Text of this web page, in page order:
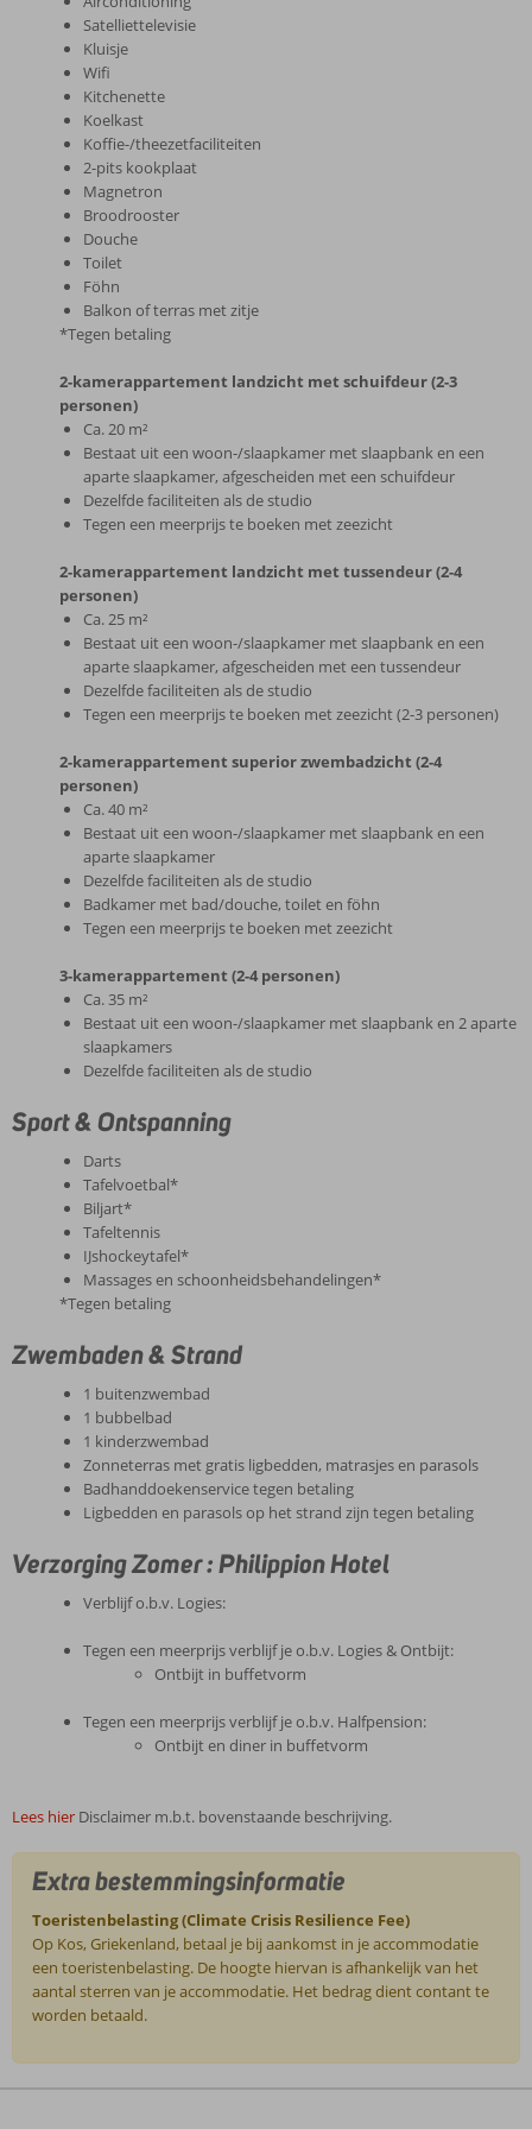
Satelliettelevisie
Kluisje
Wifi
Kitchenette
Koelkast
Koffie-/theezetfaciliteiten
2-pits kookplaat
Magnetron
Broodrooster
Douche
Toilet
Föhn
Balkon of terras met zitje
*Tegen betaling
2-kamerappartement landzicht met schuifdeur (2-3
personen)
Ca. 20 m²
Bestaat uit een woon-/slaapkamer met slaapbank en een
aparte slaapkamer, afgescheiden met een schuifdeur
Dezelfde faciliteiten als de studio
Tegen een meerprijs te boeken met zeezicht
2-kamerappartement landzicht met tussendeur (2-4
personen)
Ca. 25 m²
Bestaat uit een woon-/slaapkamer met slaapbank en een
aparte slaapkamer, afgescheiden met een tussendeur
Dezelfde faciliteiten als de studio
Tegen een meerprijs te boeken met zeezicht (2-3 personen)
2-kamerappartement superior zwembadzicht (2-4
personen)
Ca. 40 m²
Bestaat uit een woon-/slaapkamer met slaapbank en een
aparte slaapkamer
Dezelfde faciliteiten als de studio
Badkamer met bad/douche, toilet en föhn
Tegen een meerprijs te boeken met zeezicht
3-kamerappartement (2-4 personen)
Ca. 35 m²
Bestaat uit een woon-/slaapkamer met slaapbank en 2 aparte
slaapkamers
Dezelfde faciliteiten als de studio
Sport & Ontspanning
Darts
Tafelvoetbal*
Biljart*
Tafeltennis
IJshockeytafel*
Massages en schoonheidsbehandelingen*
*Tegen betaling
Zwembaden & Strand
1 buitenzwembad
1 bubbelbad
1 kinderzwembad
Zonneterras met gratis ligbedden, matrasjes en parasols
Badhanddoekenservice tegen betaling
Ligbedden en parasols op het strand zijn tegen betaling
Verzorging Zomer : Philippion Hotel
Verblijf o.b.v. Logies:
Tegen een meerprijs verblijf je o.b.v. Logies & Ontbijt:
Ontbijt in buffetvorm
Tegen een meerprijs verblijf je o.b.v. Halfpension:
Ontbijt en diner in buffetvorm
Lees hier Disclaimer m.b.t. bovenstaande beschrijving.
Extra bestemmingsinformatie
Toeristenbelasting (Climate Crisis Resilience Fee)
Op Kos, Griekenland, betaal je bij aankomst in je accommodatie
een toeristenbelasting. De hoogte hiervan is afhankelijk van het
aantal sterren van je accommodatie. Het bedrag dient contant te
worden betaald.